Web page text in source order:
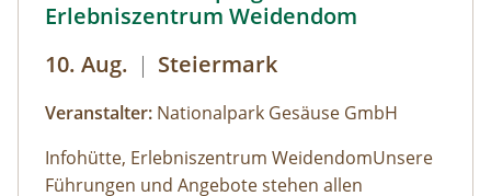
Erlebniszentrum Weidendom
10. Aug. | Steiermark
Veranstalter: Nationalpark Gesäuse GmbH
Infohütte, Erlebniszentrum WeidendomUnsere
Führungen und Angebote stehen allen